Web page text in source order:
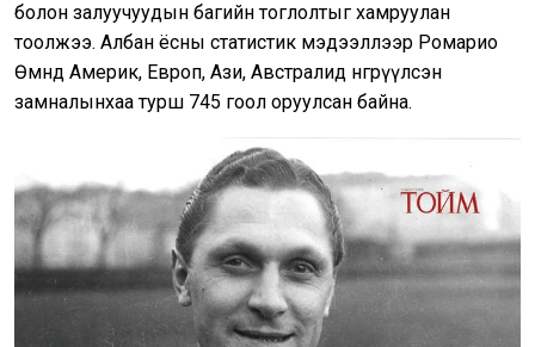
болон залуучуудын багийн тоглолтыг хамруулан
тоолжээ. Албан ёсны статистик мэдээллээр Ромарио
Өмнөд Америк, Европ, Ази, Австралид өнгөрүүлсэн
замналынхаа турш 745 гоол оруулсан байна.